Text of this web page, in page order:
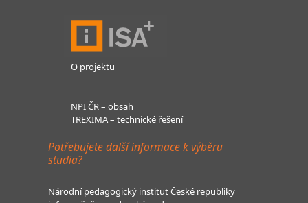
O projektu
NPI ČR – obsah
TREXIMA – technické řešení
Potřebujete další informace k výběru
studia?
Národní pedagogický institut České republiky